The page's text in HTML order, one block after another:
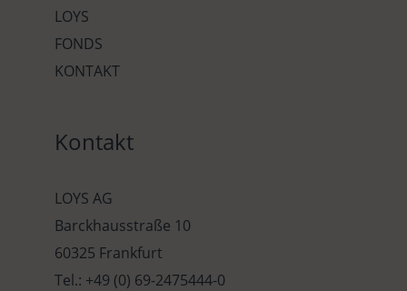
LOYS
FONDS
KONTAKT
Kontakt
LOYS AG
Barckhausstraße 10
60325 Frankfurt
Tel.: +49 (0) 69-2475444-0